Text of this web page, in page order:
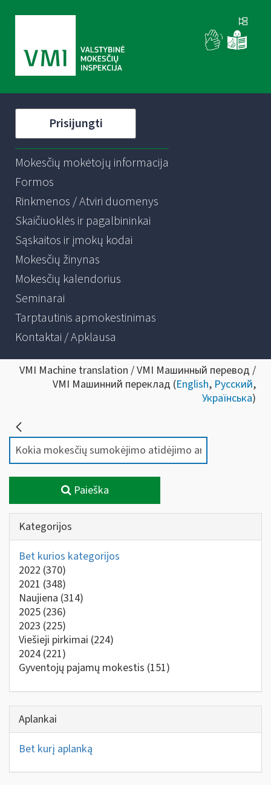
Prisijungti
Mokesčių mokėtojų informacija
Formos
Rinkmenos / Atviri duomenys
Skaičiuoklės ir pagalbininkai
Sąskaitos ir įmokų kodai
Mokesčių žinynas
Mokesčių kalendorius
Seminarai
Tarptautinis apmokestinimas
Kontaktai / Apklausa
VMI Machine translation / VMI Машинный перевод /
VMI Машинний переклад (English, Русский,
Українська)
Paieška
Kategorijos
Bet kurios kategorijos
2022 (370)
2021 (348)
Naujiena (314)
2025 (236)
2023 (225)
Viešieji pirkimai (224)
2024 (221)
Gyventojų pajamų mokestis (151)
Aplankai
Bet kurį aplanką